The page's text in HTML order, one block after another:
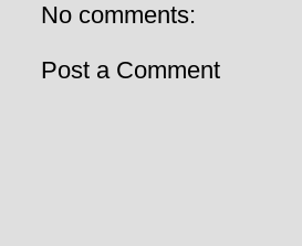
No comments:
Post a Comment